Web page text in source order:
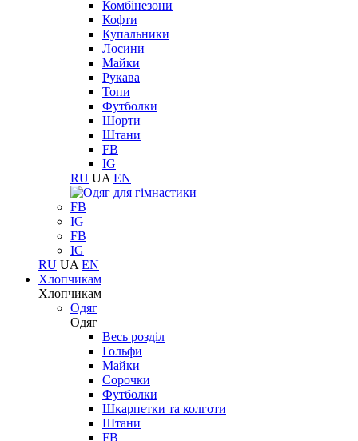
Комбінезони
Кофти
Купальники
Лосини
Майки
Рукава
Топи
Футболки
Шорти
Штани
FB
IG
RU UA EN
FB
IG
FB
IG
RU UA EN
Хлопчикам
Хлопчикам
Одяг
Одяг
Весь розділ
Гольфи
Майки
Сорочки
Футболки
Шкарпетки та колготи
Штани
FB